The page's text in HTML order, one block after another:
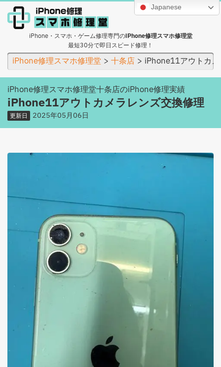
Japanese
iPhone・スマホ・ゲーム修理専門のiPhone修理スマホ修理堂
最短30分で即日スピード修理！
iPhone修理スマホ修理堂 十条店 iPhone11アウトカ
iPhone修理スマホ修理堂十条店のiPhone修理実績
iPhone11アウトカメラレンズ交換修理
更新日 2025年05月06日